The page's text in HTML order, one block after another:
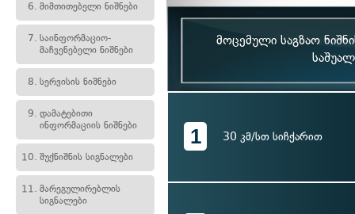
6. მიმთითებელი ნიშნები
7. საინფორმაციო-
მაჩვენებელი ნიშნები
8. სერვისის ნიშნები
9. დამატებითი
ინფორმაციის ნიშნები
10. შუქნიშნის სიგნალები
11. მარეგულირებლის
სიგნალები
მოცემული საგზაო
1 30 კმ/სთ სიჩქარით